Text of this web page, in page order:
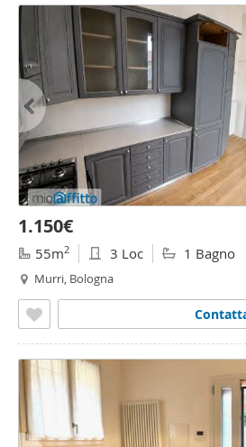
1.150€
55m2 3 Loc 1 Bagno
Murri, Bologna